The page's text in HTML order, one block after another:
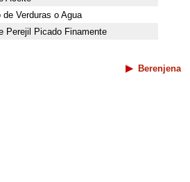
de Verduras o Agua
Perejil Picado Finamente
Berenjena